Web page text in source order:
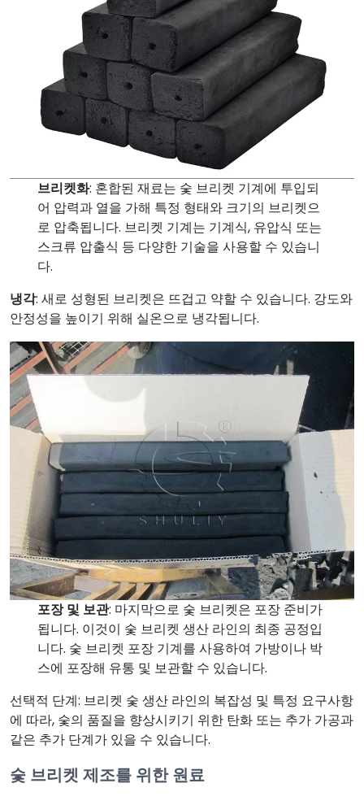
브리켓화: 혼합된 재료는 숯 브리켓 기계에 투입되
어 압력과 열을 가해 특정 형태와 크기의 브리켓으
로 압축됩니다. 브리켓 기계는 기계식, 유압식 또는
스크류 압출식 등 다양한 기술을 사용할 수 있습니
다.
냉각: 새로 성형된 브리켓은 뜨겁고 약할 수 있습니다. 강도와
안정성을 높이기 위해 실온으로 냉각됩니다.
포장 및 보관: 마지막으로 숯 브리켓은 포장 준비가
됩니다. 이것이 숯 브리켓 생산 라인의 최종 공정입
니다. 숯 브리켓 포장 기계를 사용하여 가방이나 박
스에 포장해 유통 및 보관할 수 있습니다.
선택적 단계: 브리켓 숯 생산 라인의 복잡성 및 특정 요구사항
에 따라, 숯의 품질을 향상시키기 위한 탄화 또는 추가 가공과
같은 추가 단계가 있을 수 있습니다.
숯 브리켓 제조를 위한 원료